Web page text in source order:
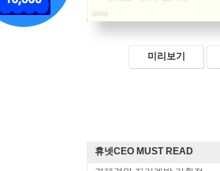
미리보기
휴넷CEO MUST READ